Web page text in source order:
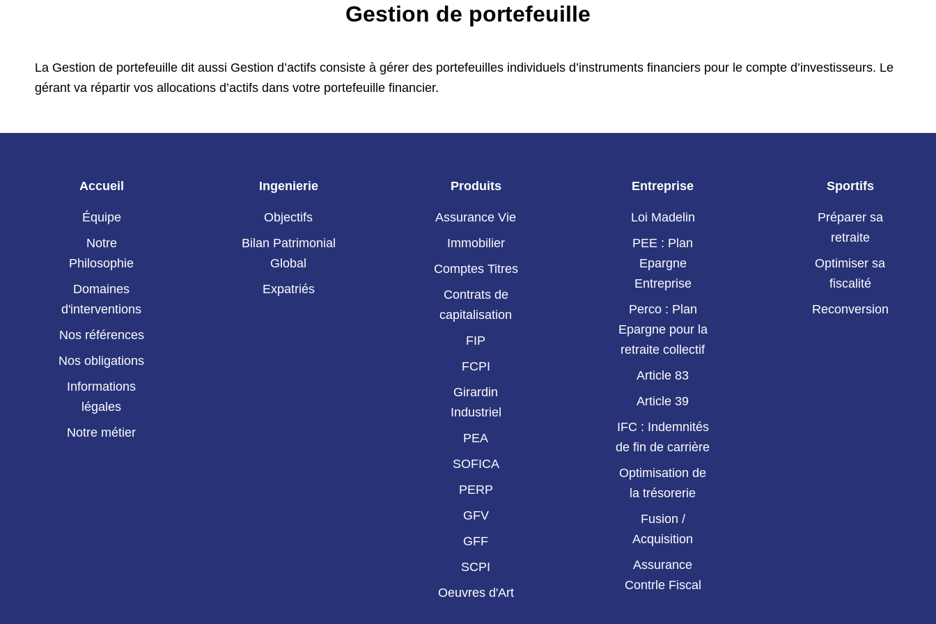
Gestion de portefeuille
La Gestion de portefeuille dit aussi Gestion d’actifs consiste à gérer des portefeuilles individuels d’instruments financiers pour le compte d’investisseurs. Le
gérant va répartir vos allocations d’actifs dans votre portefeuille financier.
Accueil
Équipe
Notre
Philosophie
Domaines
d'interventions
Nos références
Nos obligations
Informations
légales
Notre métier
Ingenierie
Objectifs
Bilan Patrimonial
Global
Expatriés
Produits
Assurance Vie
Immobilier
Comptes Titres
Contrats de
capitalisation
FIP
FCPI
Girardin
Industriel
PEA
SOFICA
PERP
GFV
GFF
SCPI
Oeuvres d'Art
Entreprise
Loi Madelin
PEE : Plan
Epargne
Entreprise
Perco : Plan
Epargne pour la
retraite collectif
Article 83
Article 39
IFC : Indemnités
de fin de carrière
Optimisation de
la trésorerie
Fusion /
Acquisition
Assurance
Contrle Fiscal
Sportifs
Préparer sa
retraite
Optimiser sa
fiscalité
Reconversion